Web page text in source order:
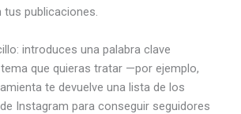
publicaciones.
introduces una palabra clave
que quieras tratar —por ejemplo,
te devuelve una lista de los
Instagram para conseguir seguidores